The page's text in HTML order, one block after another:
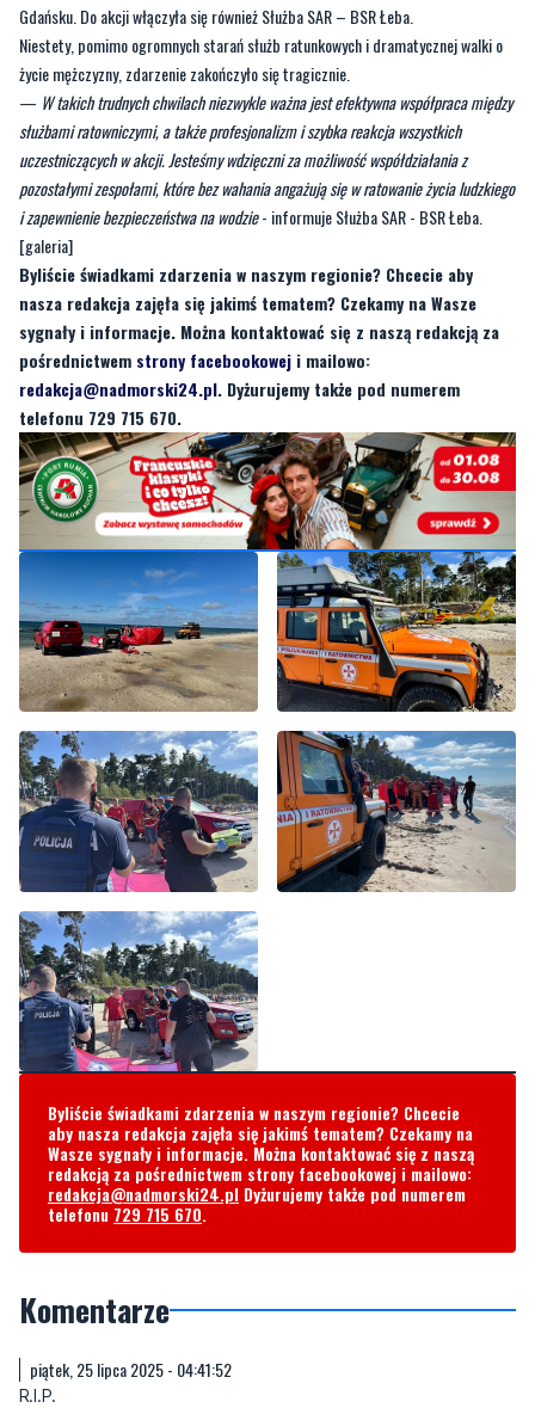
—W takich trudnych chwilach niezwykle ważna jest efektywna współpraca między
służbami ratowniczymi, a także profesjonalizm i szybka reakcja wszystkich
uczestniczących w akcji. Jesteśmy wdzięczni za możliwość współdziałania z
pozostałymi zespołami, które bez wahania angażują się w ratowanie życia ludzkiego
i zapewnienie bezpieczeństwa na wodzie- informuje Służba SAR - BSR Łeba.
[galeria]
Byliście świadkami zdarzenia w naszym regionie? Chcecie aby
nasza redakcja zajęła się jakimś tematem? Czekamy na Wasze
sygnały i informacje. Można kontaktować się z naszą redakcją za
pośrednictwemstrony facebookoweji mailowo:
redakcja@nadmorski24.pl. Dyżurujemy także pod numerem
telefonu 729 715 670.
Byliście świadkami zdarzenia w naszym regionie? Chcecie
aby nasza redakcja zajęła się jakimś tematem? Czekamy na
Wasze sygnały i informacje. Można kontaktować się z naszą
redakcja@nadmorski24.plDyżurujemy także pod numerem
telefonu729 715 670.
Komentarze
R.I.P.
Lol